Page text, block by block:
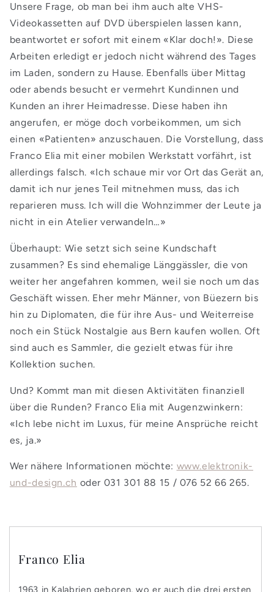
Unsere Frage, ob man bei ihm auch alte VHS-
Videokassetten auf DVD überspielen lassen kann,
beantwortet er sofort mit einem «Klar doch!». Diese
Arbeiten erledigt er jedoch nicht während des Tages
im Laden, sondern zu Hause. Ebenfalls über Mittag
oder abends besucht er vermehrt Kundinnen und
Kunden an ihrer Heimadresse. Diese haben ihn
angerufen, er möge doch vorbeikommen, um sich
einen «Patienten» anzuschauen. Die Vorstellung, dass
Franco Elia mit einer mobilen Werkstatt vorfährt, ist
allerdings falsch. «Ich schaue mir vor Ort das Gerät an,
damit ich nur jenes Teil mitnehmen muss, das ich
reparieren muss. Ich will die Wohnzimmer der Leute ja
nicht in ein Atelier verwandeln…»
Überhaupt: Wie setzt sich seine Kundschaft
zusammen? Es sind ehemalige Länggässler, die von
weiter her angefahren kommen, weil sie noch um das
Geschäft wissen. Eher mehr Männer, von Büezern bis
hin zu Diplomaten, die für ihre Aus- und Weiterreise
noch ein Stück Nostalgie aus Bern kaufen wollen. Oft
sind auch es Sammler, die gezielt etwas für ihre
Kollektion suchen.
Und? Kommt man mit diesen Aktivitäten finanziell
über die Runden? Franco Elia mit Augenzwinkern:
«Ich lebe nicht im Luxus, für meine Ansprüche reicht
es, ja.»
Wer nähere Informationen möchte: www.elektronik-
und-design.ch oder 031 301 88 15 / 076 52 66 265.
Franco Elia
1963 in Kalabrien geboren, wo er auch die drei ersten